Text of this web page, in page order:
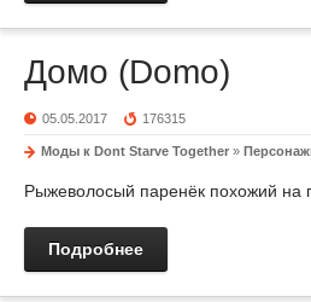
Домо (Domo)
05.05.2017 176315
Моды к Dont Starve Together »
Рыжеволосый паренёк похожий на
Подробнее